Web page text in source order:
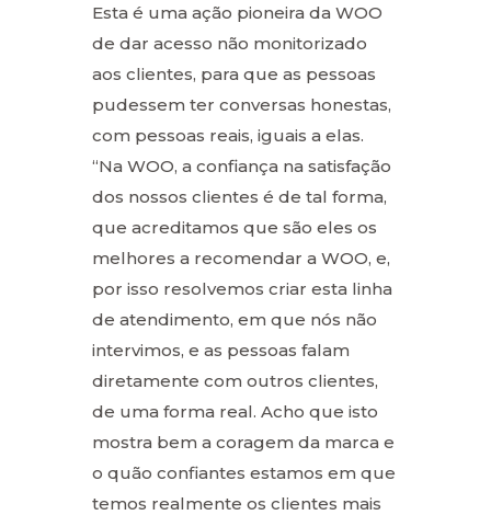
Esta é uma ação pioneira da WOO
de dar acesso não monitorizado
aos clientes, para que as pessoas
pudessem ter conversas honestas,
com pessoas reais, iguais a elas.
“Na WOO, a confiança na satisfação
dos nossos clientes é de tal forma,
que acreditamos que são eles os
melhores a recomendar a WOO, e,
por isso resolvemos criar esta linha
de atendimento, em que nós não
intervimos, e as pessoas falam
diretamente com outros clientes,
de uma forma real. Acho que isto
mostra bem a coragem da marca e
o quão confiantes estamos em que
temos realmente os clientes mais